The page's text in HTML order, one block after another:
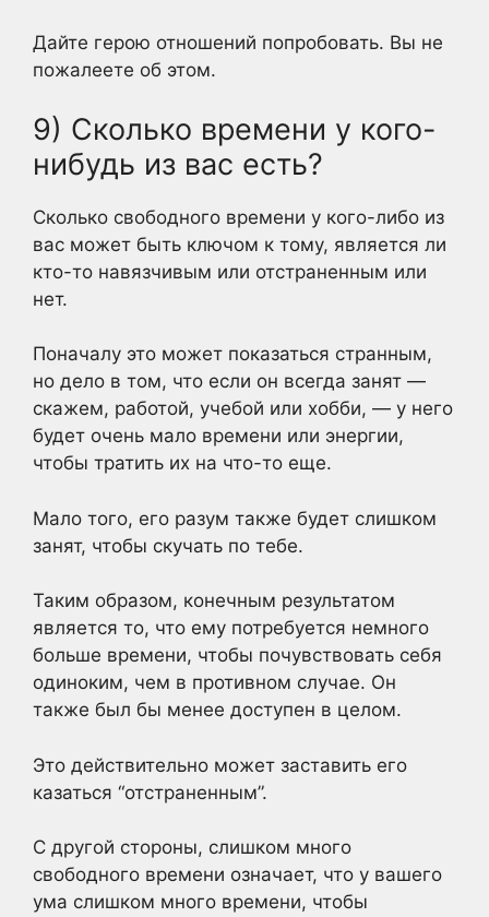
Дайте герою отношений попробовать. Вы не
пожалеете об этом.
9) Сколько времени у кого-
нибудь из вас есть?
Сколько свободного времени у кого-либо из
вас может быть ключом к тому, является ли
кто-то навязчивым или отстраненным или
нет.
Поначалу это может показаться странным,
но дело в том, что если он всегда занят —
скажем, работой, учебой или хобби, — у него
будет очень мало времени или энергии,
чтобы тратить их на что-то еще.
Мало того, его разум также будет слишком
занят, чтобы скучать по тебе.
Таким образом, конечным результатом
является то, что ему потребуется немного
больше времени, чтобы почувствовать себя
одиноким, чем в противном случае. Он
также был бы менее доступен в целом.
Это действительно может заставить его
казаться “отстраненным”.
С другой стороны, слишком много
свободного времени означает, что у вашего
ума слишком много времени, чтобы